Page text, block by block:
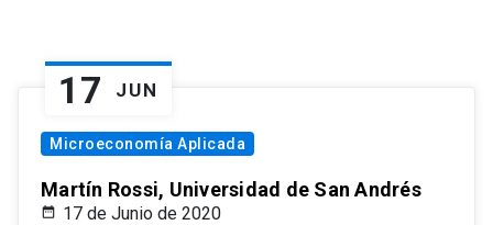
17 JUN
Microeconomía Aplicada
Martín Rossi, Universidad de San Andrés
17 de Junio de 2020